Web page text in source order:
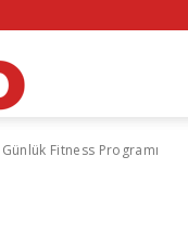
HubFitness Programı